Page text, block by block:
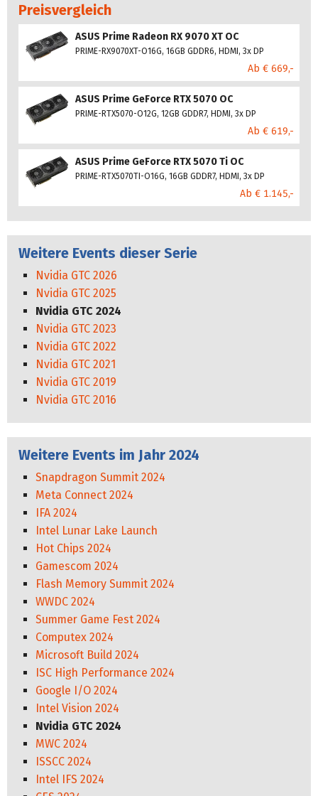
Preisvergleich
ASUS Prime Radeon RX 9070 XT OC
PRIME-RX9070XT-O16G, 16GB GDDR6, HDMI, 3x DP
Ab € 669,-
ASUS Prime GeForce RTX 5070 OC
PRIME-RTX5070-O12G, 12GB GDDR7, HDMI, 3x DP
Ab € 619,-
ASUS Prime GeForce RTX 5070 Ti OC
PRIME-RTX5070TI-O16G, 16GB GDDR7, HDMI, 3x DP
Ab € 1.145,-
Weitere Events dieser Serie
Nvidia GTC 2026
Nvidia GTC 2025
Nvidia GTC 2024
Nvidia GTC 2023
Nvidia GTC 2022
Nvidia GTC 2021
Nvidia GTC 2019
Nvidia GTC 2016
Weitere Events im Jahr 2024
Snapdragon Summit 2024
Meta Connect 2024
IFA 2024
Intel Lunar Lake Launch
Hot Chips 2024
Gamescom 2024
Flash Memory Summit 2024
WWDC 2024
Summer Game Fest 2024
Computex 2024
Microsoft Build 2024
ISC High Performance 2024
Google I/O 2024
Intel Vision 2024
Nvidia GTC 2024
MWC 2024
ISSCC 2024
Intel IFS 2024